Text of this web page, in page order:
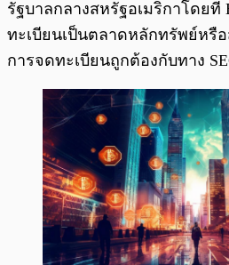
รัฐบาลกลางสหรัฐอเมริกาโดยที่
ทะเบียนเป็นตลาดหลักทรัพย์หรื
การจดทะเบียนถูกต้องกับทาง